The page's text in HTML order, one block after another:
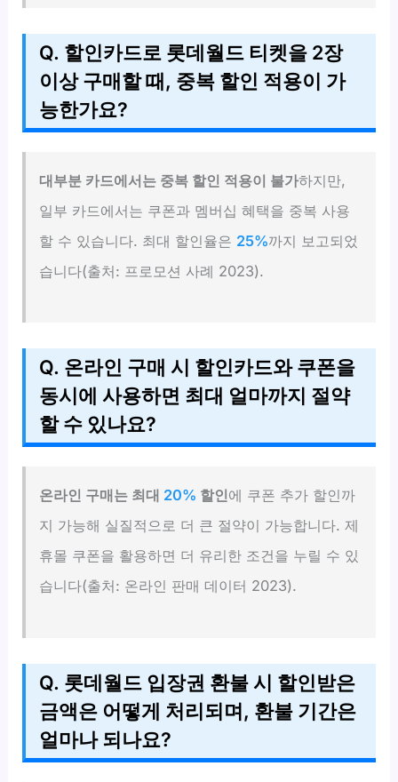
Q. 할인카드로 롯데월드 티켓을 2장
이상 구매할 때, 중복 할인 적용이 가
능한가요?
대부분 카드에서는 중복 할인 적용이 불가하지만,
일부 카드에서는 쿠폰과 멤버십 혜택을 중복 사용
할 수 있습니다. 최대 할인율은 25%까지 보고되었
습니다(출처: 프로모션 사례 2023).
Q. 온라인 구매 시 할인카드와 쿠폰을
동시에 사용하면 최대 얼마까지 절약
할 수 있나요?
온라인 구매는 최대 20% 할인에 쿠폰 추가 할인까
지 가능해 실질적으로 더 큰 절약이 가능합니다. 제
휴몰 쿠폰을 활용하면 더 유리한 조건을 누릴 수 있
습니다(출처: 온라인 판매 데이터 2023).
Q. 롯데월드 입장권 환불 시 할인받은
금액은 어떻게 처리되며, 환불 기간은
얼마나 되나요?